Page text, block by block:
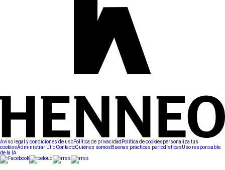
Aviso legal y condiciones de usoPolítica de privacidad Política de cookiespersonaliza tus
cookiesAdministrar UtiqContactoQuiénes somos Buenas prácticas periodísticasUso responsable
de la IA